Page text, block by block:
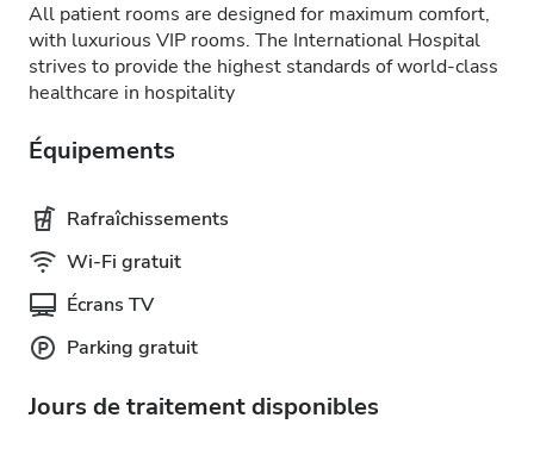
All patient rooms are designed for maximum comfort,
with luxurious VIP rooms. The International Hospital
strives to provide the highest standards of world-class
healthcare in hospitality
Équipements
Rafraîchissements
Wi-Fi gratuit
Écrans TV
Parking gratuit
Jours de traitement disponibles